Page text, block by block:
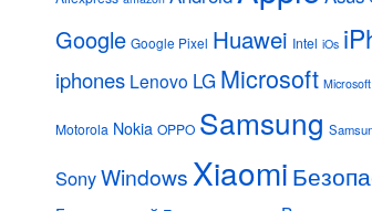
Google Google Pixel Huawei Intel iOs
iphones Lenovo LG Microsoft
Motorola Nokia OPPO Samsung
SonyWindowsXiaomi